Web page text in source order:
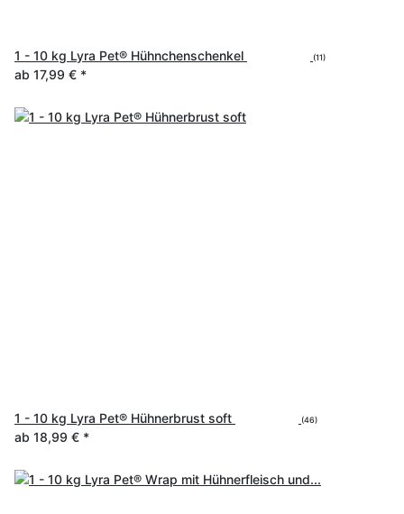
1 - 10 kg Lyra Pet® Hühnchenschenkel (11)
ab 17,99 € *
1 - 10 kg Lyra Pet® Hühnerbrust soft (46)
ab 18,99 € *